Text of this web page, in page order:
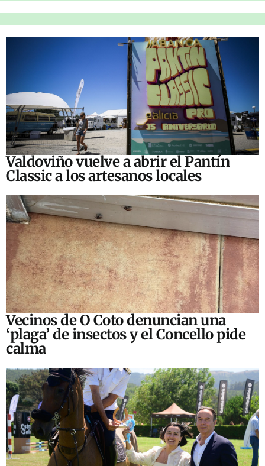
Valdoviño vuelve a abrir el Pantín
Classic a los artesanos locales
Vecinos de O Coto denuncian una
‘plaga’ de insectos y el Concello pide
calma